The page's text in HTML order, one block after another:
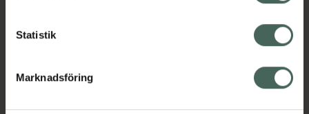
Statistik
Marknadsföring
syd till Lappland i norr, och online i mobilen och på
hjälpa just dig att må lite bättre. Välkommen att prata
Kontakta oss